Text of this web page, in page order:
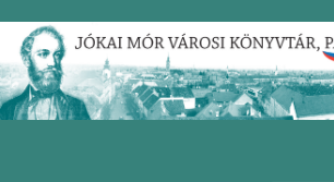
Ugrás
tartalomra